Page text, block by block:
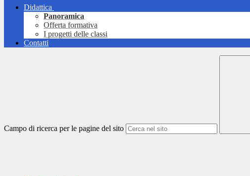
Didattica
Panoramica
Offerta formativa
I progetti delle classi
Contatti
Campo di ricerca per le pagine del sito